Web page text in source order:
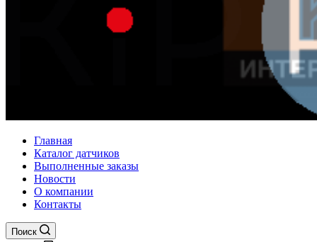
Главная
Каталог датчиков
Выполненные заказы
Новости
О компании
Контакты
Поиск